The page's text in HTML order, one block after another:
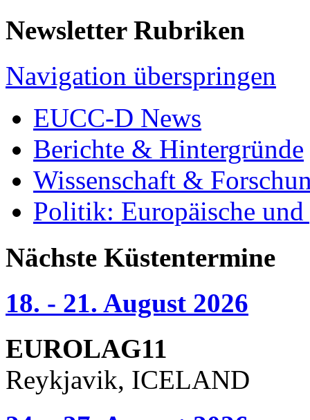
Newsletter Rubriken
Navigation überspringen
EUCC-D News
Berichte & Hintergründe
Wissenschaft &
Politik: Europäische
Nächste Küstentermine
18. - 21. August 2026
EUROLAG11
Reykjavik, ICELAND